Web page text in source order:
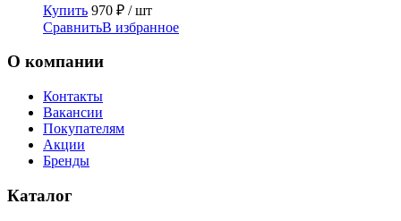
Купить 970 ₽ / шт
СравнитьВ избранное
О компании
Контакты
Вакансии
Покупателям
Акции
Бренды
Каталог